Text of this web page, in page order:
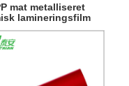
mat metalliseret
lamineringsfilm